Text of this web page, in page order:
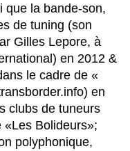
que la bande-son,
de tuning (son
Gilles Lepore, à
en 2012 &
le cadre de «
en
clubs de tuneurs
«Les Bolideurs»;
polyphonique,